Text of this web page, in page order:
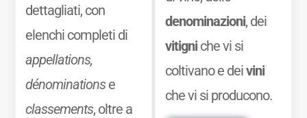
dettagliati, con
elenchi completi di
appellations,
dénominationse
classements, oltre a
denominazioni, dei
vitigniche vi si
coltivano e deivini
che vi si producono.